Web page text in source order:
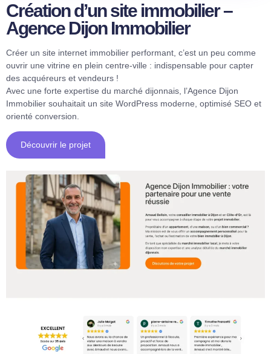
Création d’un site immobilier –
Agence Dijon Immobilier
Créer un site internet immobilier performant, c’est un peu comme
ouvrir une vitrine en plein centre-ville : indispensable pour capter
des acquéreurs et vendeurs !
Avec une forte expertise du marché dijonnais, l’Agence Dijon
Immobilier souhaitait un site WordPress moderne, optimisé SEO et
orienté conversion.
Découvrir le projet